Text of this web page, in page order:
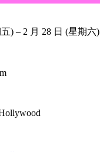
) – 2 月 28 日 (星期六)